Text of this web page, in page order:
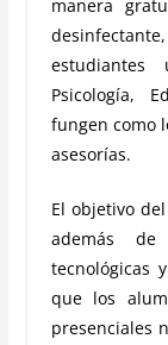
manera
Psicología,
fungen como
asesorías.
El objetivo
además
tecnológicas
que los
presenciales